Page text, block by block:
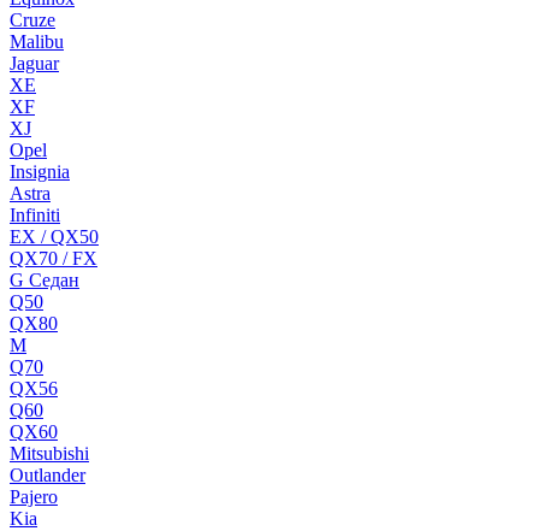
Cruze
Malibu
Jaguar
XE
XF
XJ
Opel
Insignia
Astra
Infiniti
EX / QX50
QX70 / FX
G Cедан
Q50
QX80
M
Q70
QX56
Q60
QX60
Mitsubishi
Outlander
Pajero
Kia